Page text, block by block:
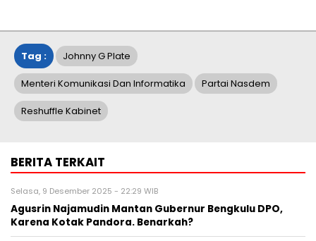
Tag : Johnny G Plate
Menteri Komunikasi Dan Informatika Partai Nasdem
Reshuffle Kabinet
BERITA TERKAIT
Selasa, 9 Desember 2025 - 22:29 WIB
Agusrin Najamudin Mantan Gubernur Bengkulu DPO,
Karena Kotak Pandora. Benarkah?